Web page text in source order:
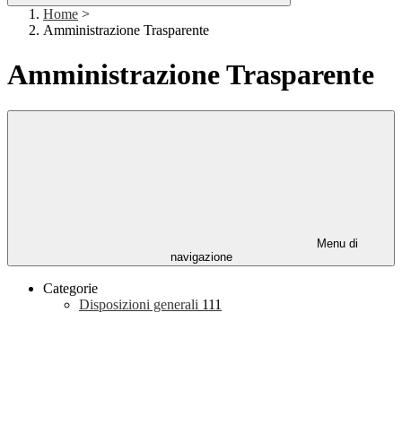
Home >
Amministrazione Trasparente
Amministrazione Trasparente
Menu di
navigazione
Categorie
Disposizioni generali 111